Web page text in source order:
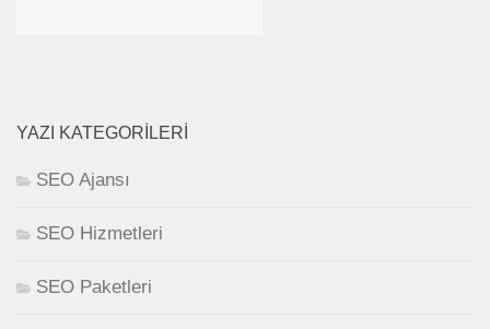
YAZI KATEGORILERI
SEO Ajansı
SEO Hizmetleri
SEO Paketleri